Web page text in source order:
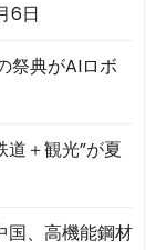
6日
典がAIロボ
＋観光”が夏
、高機能鋼材